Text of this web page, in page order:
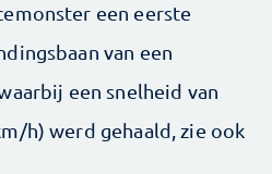
een eerste
van een
een snelheid van
h) werd gehaald, zie ook